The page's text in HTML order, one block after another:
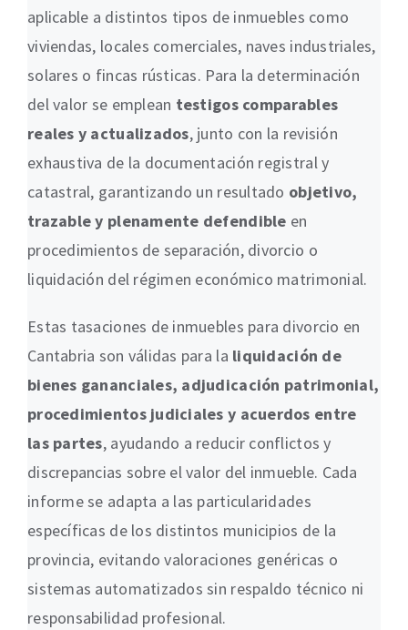
aplicable a distintos tipos de inmuebles como
viviendas, locales comerciales, naves industriales,
solares o fincas rústicas. Para la determinación
del valor se emplean testigos comparables
reales y actualizados, junto con la revisión
exhaustiva de la documentación registral y
catastral, garantizando un resultado objetivo,
trazable y plenamente defendible en
procedimientos de separación, divorcio o
liquidación del régimen económico matrimonial.
Estas tasaciones de inmuebles para divorcio en
Cantabria son válidas para la liquidación de
bienes gananciales, adjudicación patrimonial,
procedimientos judiciales y acuerdos entre
las partes, ayudando a reducir conflictos y
discrepancias sobre el valor del inmueble. Cada
informe se adapta a las particularidades
específicas de los distintos municipios de la
provincia, evitando valoraciones genéricas o
sistemas automatizados sin respaldo técnico ni
responsabilidad profesional.